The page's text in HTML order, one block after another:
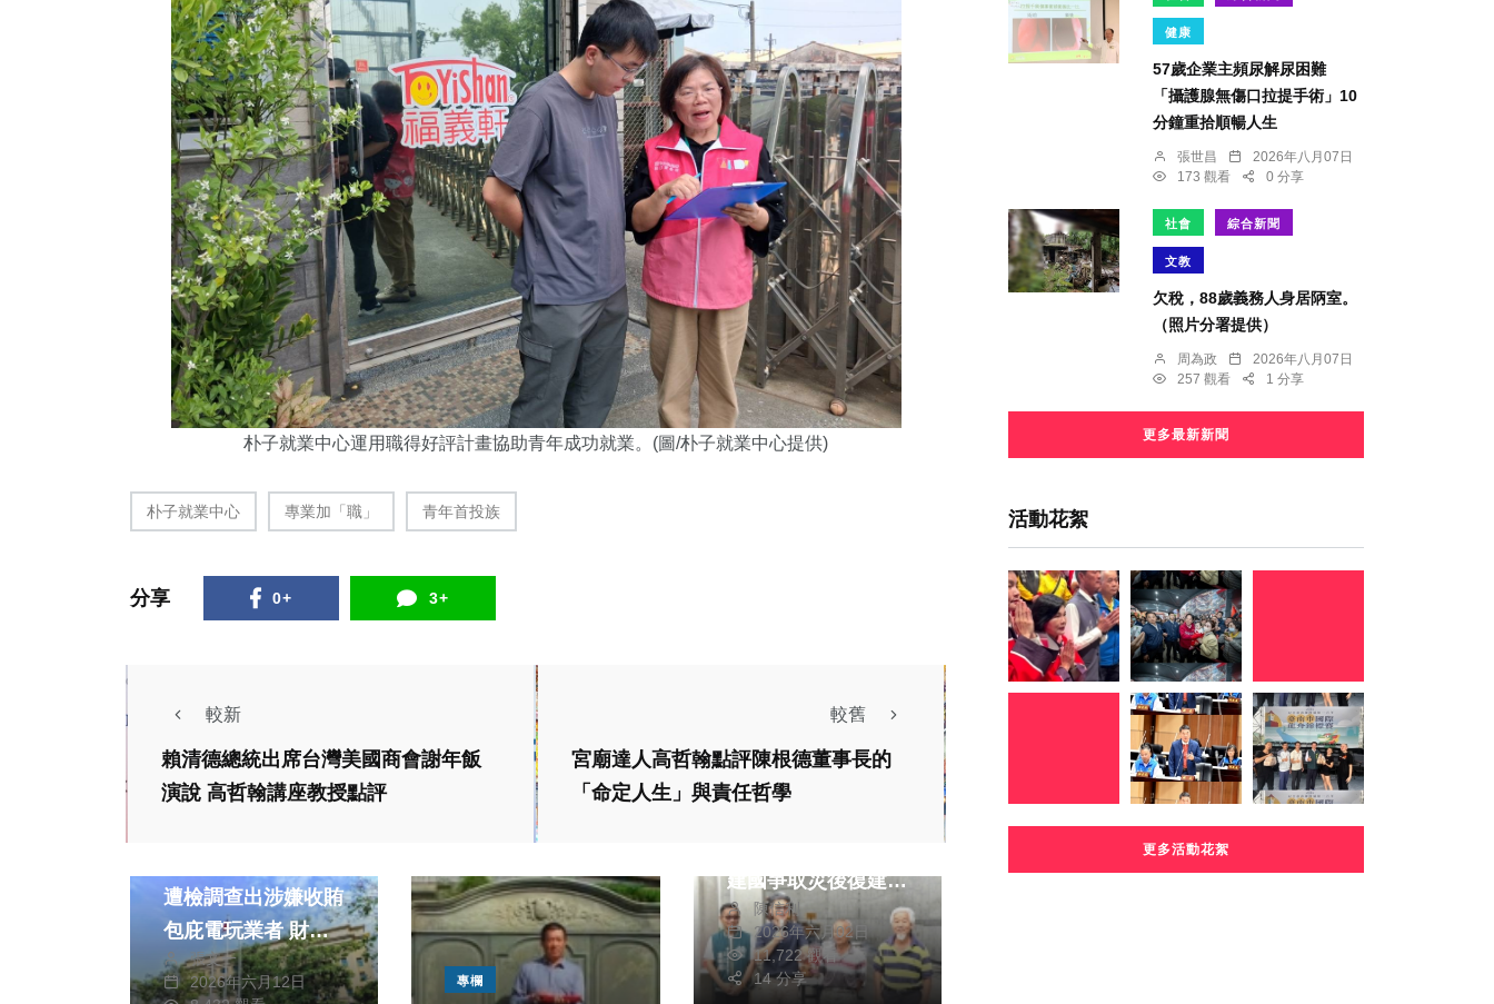
朴子就業中心運用職得好評計畫協助青年成功就業。(圖/朴子就業中心提供)
朴子就業中心 專業加「職」 青年首投族
分享 0+ 3+
較新
賴清德總統出席台灣美國商會謝年飯
演說 高哲翰講座教授點評
較舊
宮廟達人高哲翰點評陳根德董事長的
「命定人生」與責任哲學
頭條 社會
遭檢調查出涉嫌收賄
包庇電玩業者 財產
來源不明金額達
1,200萬元 嘉義地方
張文一
2026年六月12日
專欄
綜合新聞
建國爭取災後復建
為草嶺地區交通安全
增添重要保障！
陳信利
2026年六月02日
11,722 觀看
14 分享
健康
57歲企業主頻尿解尿困難
「攝護腺無傷口拉提手術」10
分鐘重拾順暢人生
張世昌
2026年八月07日
173 觀看
0 分享
社會 綜合新聞
文教
欠稅，88歲義務人身居陃室。
（照片分署提供）
周為政
2026年八月07日
257 觀看
1 分享
更多最新新聞
活動花絮
更多活動花絮